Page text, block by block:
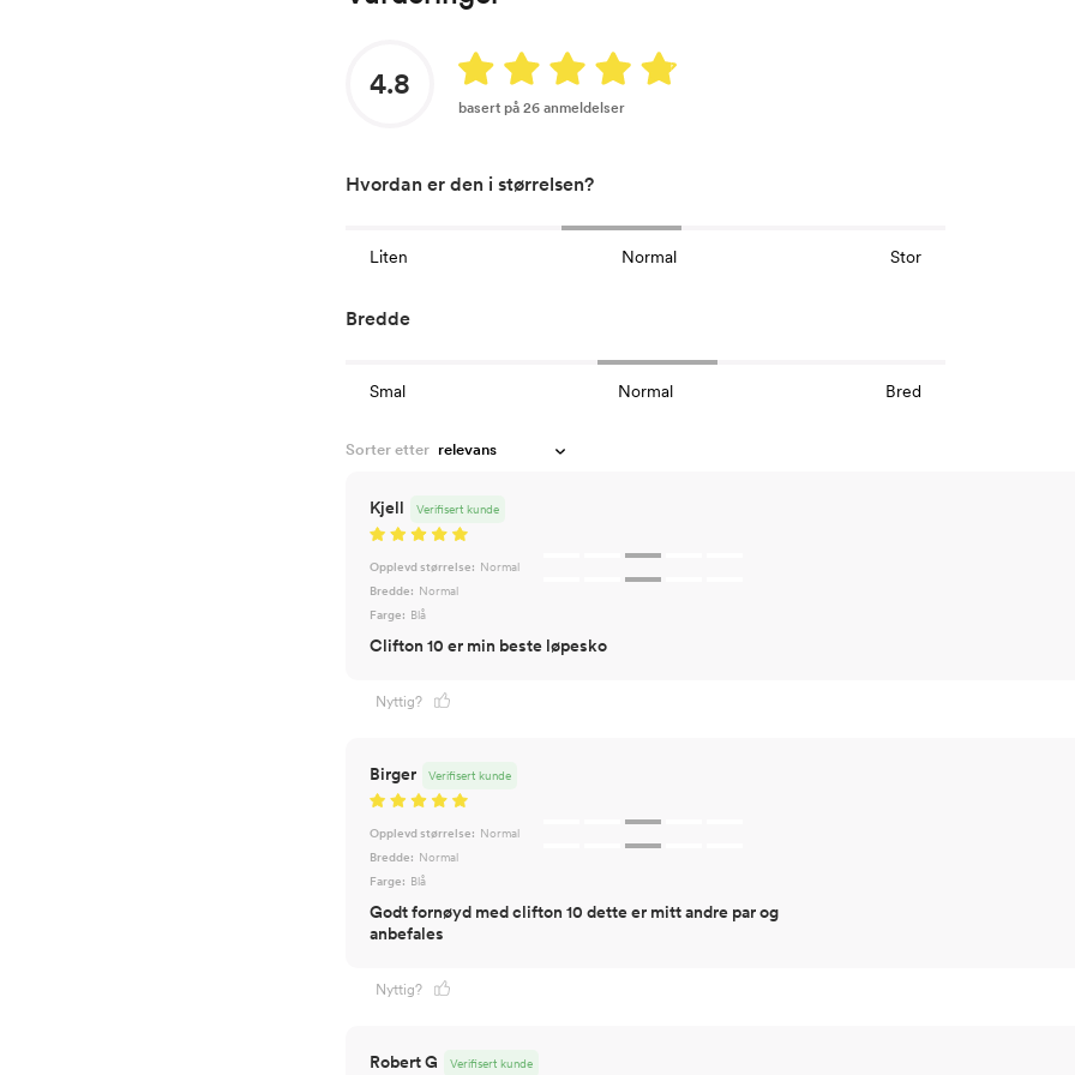
4.8
basert på 26 anmeldelser
Hvordan er den i størrelsen?
Liten Normal Stor
Bredde
Smal Normal Bred
Sorter etter
Kjell Verifisert kunde
Opplevd størrelse: Normal
Bredde: Normal
Farge: Blå
Clifton 10 er min beste løpesko
Nyttig?
Birger Verifisert kunde
Opplevd størrelse: Normal
Bredde: Normal
Farge: Blå
Godt fornøyd med clifton 10 dette er mitt andre par og
anbefales
Nyttig?
Robert G Verifisert kunde